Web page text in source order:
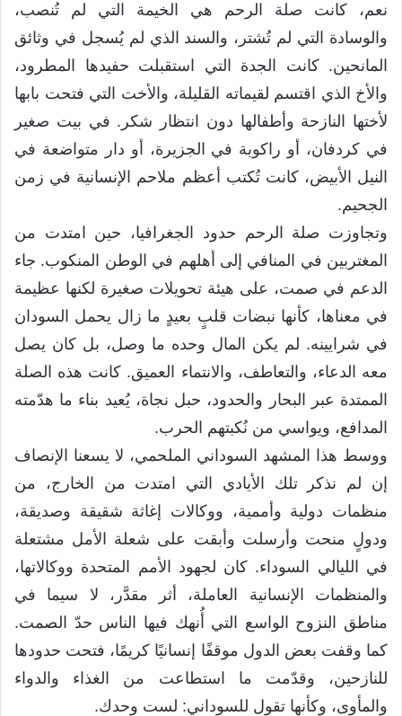
نعم، كانت صلة الرحم هي الخيمة التي لم تُنصب،
والوسادة التي لم تُشتر، والسند الذي لم يُسجل في وثائق
المانحين. كانت الجدة التي استقبلت حفيدها المطرود،
والأخ الذي اقتسم لقيماته القليلة، والأخت التي فتحت بابها
لأختها النازحة وأطفالها دون انتظار شكر. في بيت صغير
في كردفان، أو راكوبة في الجزيرة، أو دار متواضعة في
النيل الأبيض، كانت تُكتب أعظم ملاحم الإنسانية في زمن
الجحيم.
وتجاوزت صلة الرحم حدود الجغرافيا، حين امتدت من
المغتربين في المنافي إلى أهلهم في الوطن المنكوب. جاء
الدعم في صمت، على هيئة تحويلات صغيرة لكنها عظيمة
في معناها، كأنها نبضات قلبٍ بعيدٍ ما زال يحمل السودان
في شرايينه. لم يكن المال وحده ما وصل، بل كان يصل
معه الدعاء، والتعاطف، والانتماء العميق. كانت هذه الصلة
الممتدة عبر البحار والحدود، حبل نجاة، يُعيد بناء ما هدّمته
المدافع، ويواسي من نُكبتهم الحرب.
ووسط هذا المشهد السوداني الملحمي، لا يسعنا الإنصاف
إن لم نذكر تلك الأيادي التي امتدت من الخارج، من
منظمات دولية وأممية، ووكالات إغاثة شقيقة وصديقة،
ودولٍ منحت وأرسلت وأبقت على شعلة الأمل مشتعلة
في الليالي السوداء. كان لجهود الأمم المتحدة ووكالاتها،
والمنظمات الإنسانية العاملة، أثر مقدَّر، لا سيما في
مناطق النزوح الواسع التي أُنهك فيها الناس حدّ الصمت.
كما وقفت بعض الدول موقفًا إنسانيًا كريمًا، فتحت حدودها
للنازحين، وقدّمت ما استطاعت من الغذاء والدواء
والمأوى، وكأنها تقول للسوداني: لست وحدك.